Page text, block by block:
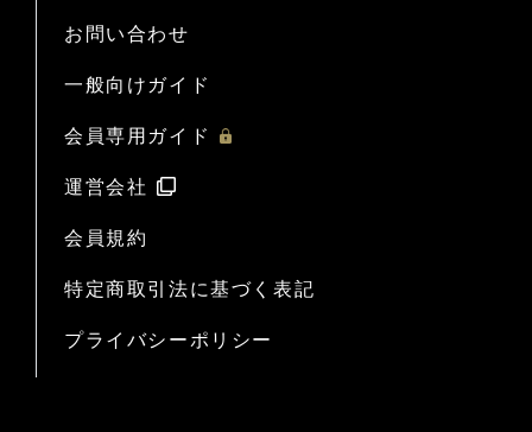
お問い合わせ
一般向けガイド
会員専用ガイド
運営会社
会員規約
特定商取引法に基づく表記
プライバシーポリシー